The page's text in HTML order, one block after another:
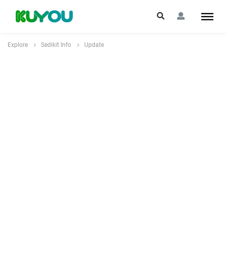
Explore Sedikit Info Update